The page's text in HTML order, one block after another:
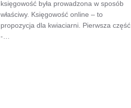
księgowość była prowadzona w sposób
właściwy. Księgowość online – to
propozycja dla kwiaciarni. Pierwsza część
-…